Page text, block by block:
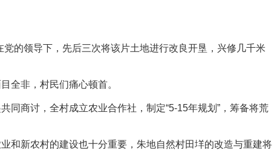
的领导下，先后三次将该片土地进行改良开垦，兴修几千米
全非，村民们痛心顿首。
商讨，全村成立农业合作社，制定“5-15年规划”，筹备将荒
和新农村的建设也十分重要，朱地自然村田垟的改造与重建将